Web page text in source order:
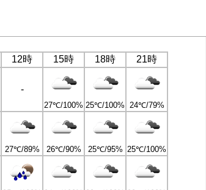
12時 15時 18時 21時
-
27℃/100% 25℃/100% 24℃/79%
27℃/89% 26℃/90% 25℃/95% 25℃/100%